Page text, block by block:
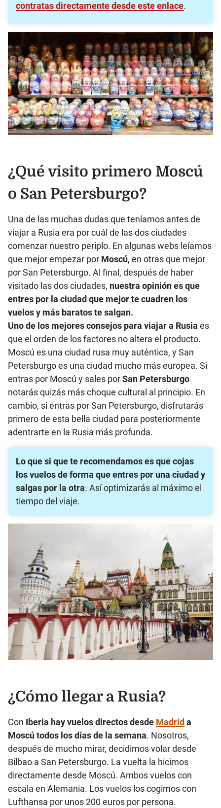
contratas directamente desde este enlace.
¿Qué visito primero Moscú
o San Petersburgo?
Una de las muchas dudas que teníamos antes de
viajar a Rusia era por cuál de las dos ciudades
comenzar nuestro periplo. En algunas webs leíamos
que mejor empezar por Moscú, en otras que mejor
por San Petersburgo. Al final, después de haber
visitado las dos ciudades, nuestra opinión es que
entres por la ciudad que mejor te cuadren los
vuelos y más baratos te salgan.
Uno de los mejores consejos para viajar a Rusia es
que el orden de los factores no altera el producto.
Moscú es una ciudad rusa muy auténtica, y San
Petersburgo es una ciudad mucho más europea. Si
entras por Moscú y sales porSan Petersburgo
notarás quizás más choque cultural al principio. En
cambio, si entras por San Petersburgo, disfrutarás
primero de esta bella ciudad para posteriormente
adentrarte en la Rusia más profunda.
Lo que si que te recomendamos es que cojas
los vuelos de forma que entres por una ciudad y
salgas por la otra. Así optimizarás al máximo el
tiempo del viaje.
¿Cómo llegar a Rusia?
Con Iberia hay vuelos directos desde Madrid a
Moscú todos los días de la semana. Nosotros,
después de mucho mirar, decidimos volar desde
Bilbao a San Petersburgo. La vuelta la hicimos
directamente desde Moscú. Ambos vuelos con
escala en Alemania. Los vuelos los cogimos con
Lufthansa por unos 200 euros por persona.